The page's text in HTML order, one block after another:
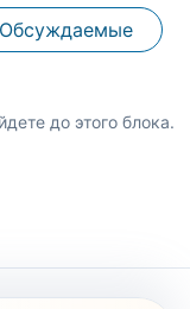
Обсуждаемые
до этого блока.